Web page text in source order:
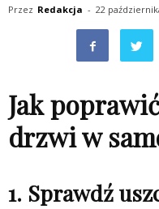
Przez Redakcja - 22
Jak
drzwi w
1. Sprawdź